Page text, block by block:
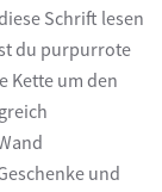
Schrift lesen
du purpurrote
Kette um den
und